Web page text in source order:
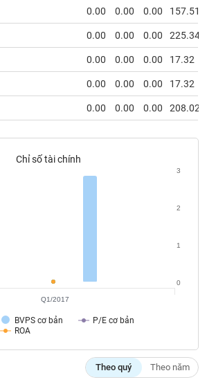
0.00 0.00 0.00 157.51
0.00 0.00 0.00 225.34
0.00 0.00 0.00 17.32
0.00 0.00 0.00 17.32
0.00 0.00 0.00 208.02
Chỉ số tài chính
BVPS cơ bản
P/E cơ bản
ROA
0
1
2
3
Q1/2017
Theo quý Theo năm
Chỉ số Chứng chỉ quỹ Chứng
bộ Người liên quan